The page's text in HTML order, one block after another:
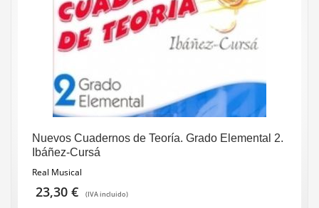
Nuevos Cuadernos de Teoría. Grado Elemental 2.
Ibáñez-Cursá
Real Musical
23,30 € (IVA incluido)